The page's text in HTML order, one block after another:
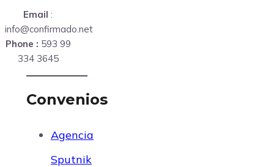
Email :
info@confirmado.net
Phone : 593 99
334 3645
Convenios
Agencia
Sputnik